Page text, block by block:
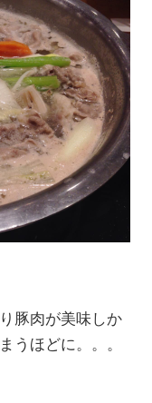
豚肉が美味しか
うほどに。。。